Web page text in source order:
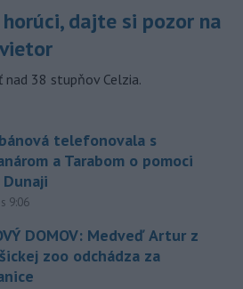
dajte si pozor na
38 stupňov Celzia.
telefonovala s
a Tarabom o pomoci
Dunaji
9:06
DOMOV: Medveď Artur z
zoo odchádza za